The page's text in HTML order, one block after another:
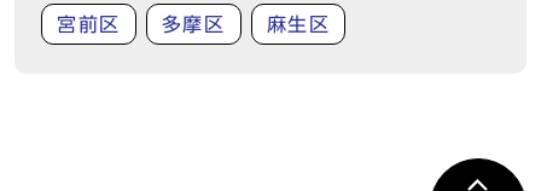
宮前区 多摩区 麻生区